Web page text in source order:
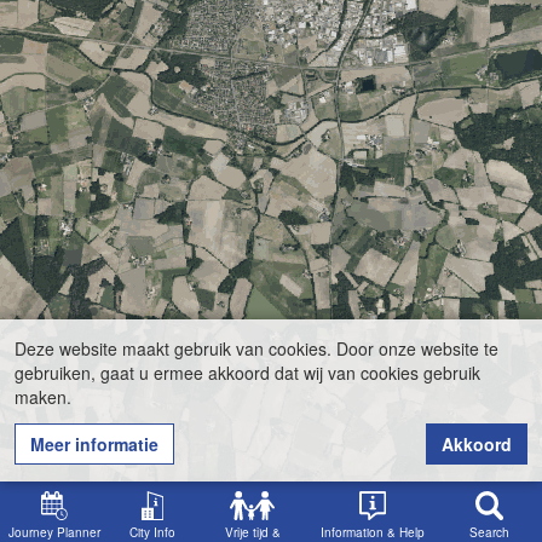
Journey Planner City Info
Vrije tijd &
Information & Help Search
Deze website maakt gebruik van cookies. Door onze website te
gebruiken, gaat u ermee akkoord dat wij van cookies gebruik
maken.
Meer informatie
Akkoord